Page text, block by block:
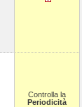
Controlla la
Periodicità